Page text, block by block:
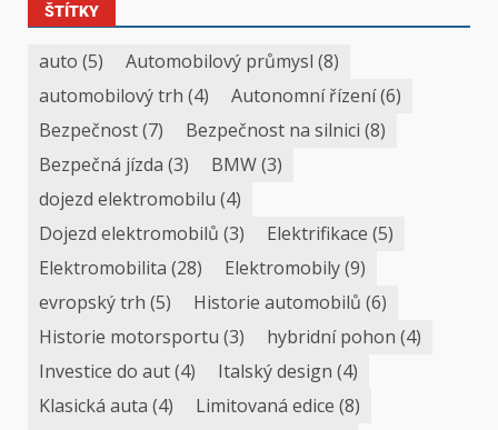
ŠTÍTKY
auto (5) Automobilový průmysl (8)
automobilový trh (4) Autonomní řízení(6)
Bezpečnost(7) Bezpečnost na silnici (8)
Bezpečná jízda (3) BMW(3)
dojezd elektromobilu (4)
Dojezd elektromobilů (3) Elektrifikace (5)
Elektromobilita (28) Elektromobily(9)
evropský trh (5) Historie automobilů (6)
Historie motorsportu (3) hybridní pohon (4)
Investice do aut(4) Italský design (4)
Klasická auta (4) Limitovaná edice (8)